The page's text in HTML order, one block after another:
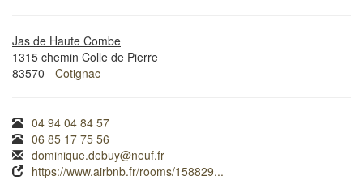
Jas de Haute Combe
1315 chemin Colle de Pierre
83570 - Cotignac
04 94 04 84 57
06 85 17 75 56
dominique.debuy@neuf.fr
https://www.airbnb.fr/rooms/158829...